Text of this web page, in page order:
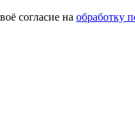
согласие на обработку